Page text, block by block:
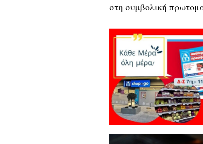
στη συμβολική